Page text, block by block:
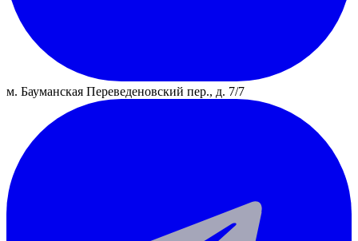
м. Бауманская Переведеновский пер., д. 7/7